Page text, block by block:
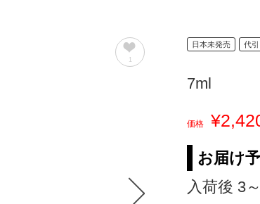
日本未発売 代
7ml
価格
お届け
入荷後 3